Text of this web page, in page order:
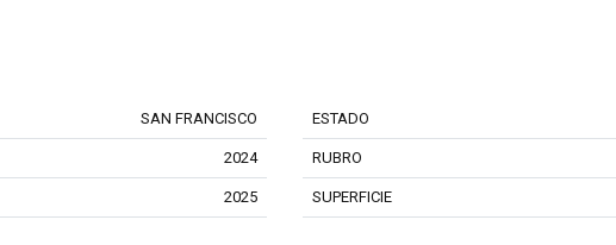
SAN FRANCISCO
2024
2025
ESTADO
RUBRO
SUPERFICIE